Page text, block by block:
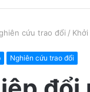
cứu trao đổi /
Nghiên cứu trao đổi